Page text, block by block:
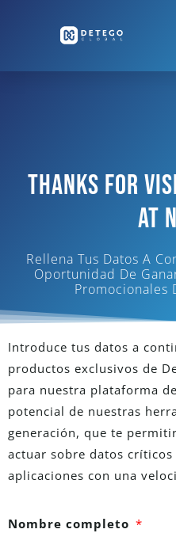
Thanks For
At
Rellena Tus Datos A
Oportunidad De
Promocionales
Introduce tus datos a
productos exclusivos de
para nuestra plataforma
potencial de nuestras
generación, que te
actuar sobre datos
aplicaciones con una
Nombre completo